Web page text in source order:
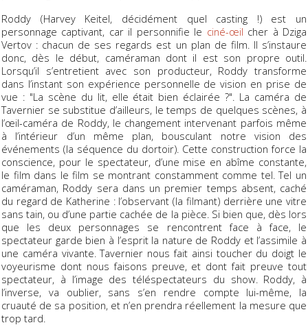
Roddy (Harvey Keitel, décidément quel casting !) est un
personnage captivant, car il personnifie le ciné-œil cher à Dziga
Vertov : chacun de ses regards est un plan de film. Il s’instaure
donc, dès le début, caméraman dont il est son propre outil.
Lorsqu’il s’entretient avec son producteur, Roddy transforme
dans l’instant son expérience personnelle de vision en prise de
vue : "La scène du lit, elle était bien éclairée ?". La caméra de
Tavernier se substitue d’ailleurs, le temps de quelques scènes, à
l’œil-caméra de Roddy, le changement intervenant parfois même
à l’intérieur d’un même plan, bousculant notre vision des
événements (la séquence du dortoir). Cette construction force la
conscience, pour le spectateur, d’une mise en abîme constante,
le film dans le film se montrant constamment comme tel. Tel un
caméraman, Roddy sera dans un premier temps absent, caché
du regard de Katherine : l’observant (la filmant) derrière une vitre
sans tain, ou d’une partie cachée de la pièce. Si bien que, dès lors
que les deux personnages se rencontrent face à face, le
spectateur garde bien à l’esprit la nature de Roddy et l’assimile à
une caméra vivante. Tavernier nous fait ainsi toucher du doigt le
voyeurisme dont nous faisons preuve, et dont fait preuve tout
spectateur, à l’image des téléspectateurs du show. Roddy, à
l’inverse, va oublier, sans s’en rendre compte lui-même, la
cruauté de sa position, et n’en prendra réellement la mesure que
trop tard.